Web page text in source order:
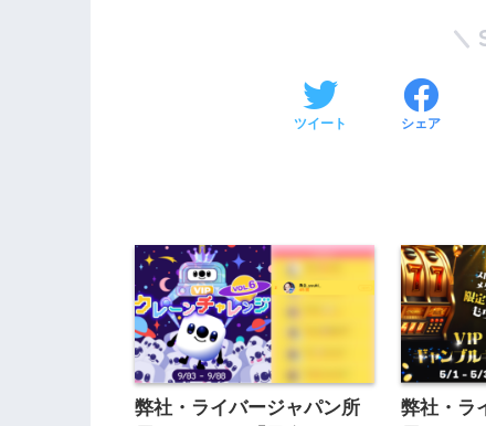
ツイート シェア
弊社・ライバージャパン所
弊社・ラ